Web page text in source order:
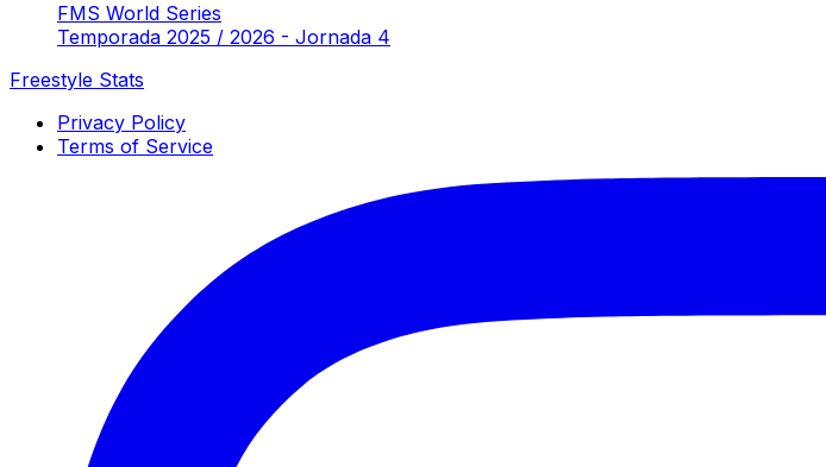
FMS World Series
Temporada 2025 / 2026 - Jornada 4
Freestyle Stats
Privacy Policy
Terms of Service